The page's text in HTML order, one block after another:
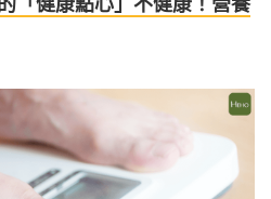
「健康點心」不健康！營養